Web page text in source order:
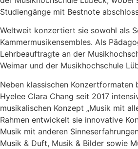
Studiengänge mit Bestnote
Weltweit konzertiert sie sowohl als
Kammermusikensembles. Als
Lehrbeauftragte an der
Weimar und der Musikhochschule
Neben klassischen Konzertformaten
Hyelee Clara Chang seit 2017
musikalischen Konzept „Musik mit
Rahmen entwickelt sie innovative
Musik mit anderen
Musik & Duft, Musik & Bilder sowie